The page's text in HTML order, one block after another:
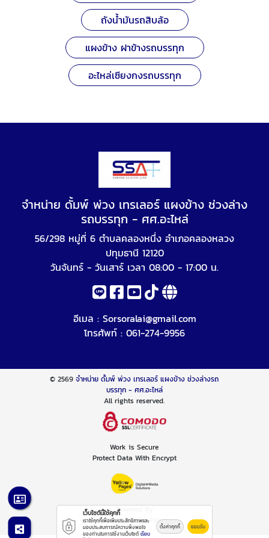
ถังน้ำมันรถสิบล้อ
แผงข้าง ฝาข้างรถบรรทุก
อะไหล่เซียงกงรถบรรทุก
จำหน่าย ดั้มพ์ พ่วง เทรเลอร์ แผงข้าง ช่วงล่าง
รถบรรทุก - ศศ.อะไหล่
56/298 หมู่ที่ 6 ตำบลคลองหนึ่ง อำเภอคลองหลวง
ปทุมธานี 12120
วันจันทร์ - วันเสาร์ เวลา 08:00 - 17:00 น.
อีเมล : Sorsoralai@gmail.com
โทรศัพท์ : 061-274-9956
© 2569จำหน่าย ดั้มพ์ พ่วง เทรเลอร์ แผงข้าง ช่วงล่างรถ
บรรทุก - ศศ.อะไหล่
All rights reserved.
Work is Secure
Protect Data With Encrypt
Powered By
Thailand YellowPages
เว็บไซต์นี้ใช้คุกกี้
เราใช้คุกกี้เพื่อเพิ่มประสิทธิภาพและ
มอบประสบการณ์ความพึงพอใจ
ของท่านในการใช้งานเว็บไซต์ เรียน
ตั้งค่าคุกกี้ ยอมรับ